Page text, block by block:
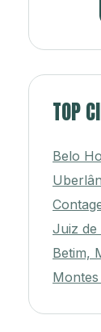
TOP
Belo
Juiz de
Betim,